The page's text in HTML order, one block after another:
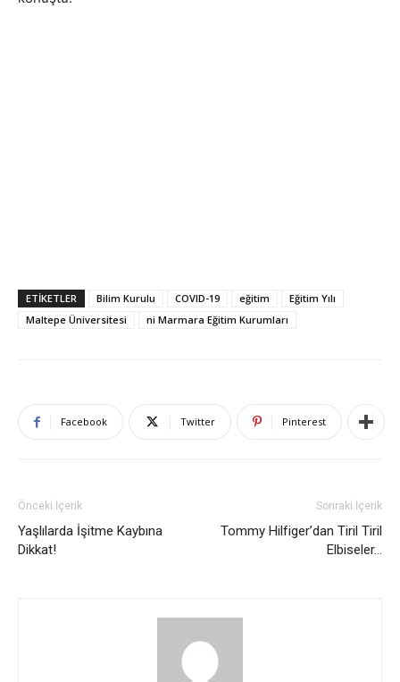
ETIKETLER Bilim Kurulu COVID-19 eğitim
Eğitim Yılı
Maltepe Üniversitesi
ni Marmara Eğitim Kurumları
Facebook Twitter Pinterest
Önceki İçerik
Yaşlılarda İşitme Kaybına
Dikkat!
Sonraki İçerik
Tommy Hilfiger’dan Tiril Tiril
Elbiseler…